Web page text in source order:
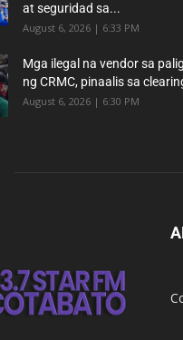
at seguridad sa...
August 6, 2026 | 6:33 PM
Mga ilegal na vendor sa
ng CRMC, pinaalis sa
August 6, 2026 | 6:30 PM